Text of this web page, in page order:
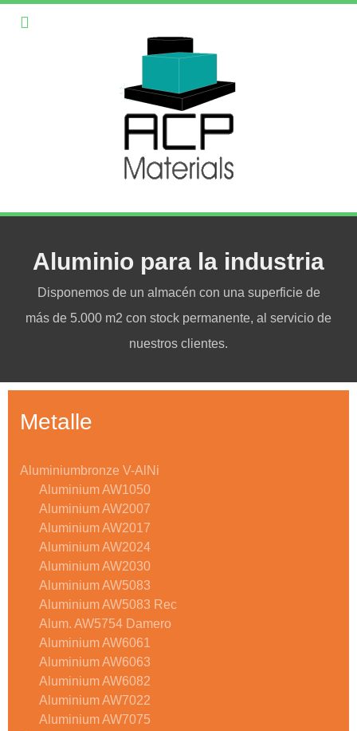
Aluminio para la industria
Disponemos de un almacén con una superficie de
más de 5.000 m2 con stock permanente, al servicio de
nuestros clientes.
Metalle
Aluminiumbronze V-AlNi
Aluminium AW1050
Aluminium AW2007
Aluminium AW2017
Aluminium AW2024
Aluminium AW2030
Aluminium AW5083
Aluminium AW5083 Rec
Alum. AW5754 Damero
Aluminium AW6061
Aluminium AW6063
Aluminium AW6082
Aluminium AW7022
Aluminium AW7075